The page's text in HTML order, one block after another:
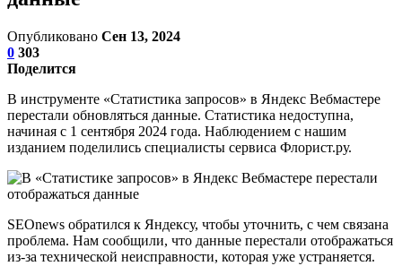
Опубликовано Сен 13, 2024
0 303
Поделится
В инструменте «Статистика запросов» в Яндекс Вебмастере
перестали обновляться данные. Статистика недоступна,
начиная с 1 сентября 2024 года. Наблюдением с нашим
изданием поделились специалисты сервиса Флорист.ру.
SEOnews обратился к Яндексу, чтобы уточнить, с чем связана
проблема. Нам сообщили, что данные перестали отображаться
из-за технической неисправности, которая уже устраняется.